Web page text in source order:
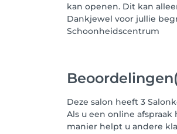
kan openen. Dit kan
Dankjewel voor jullie
Schoonheidscentrum
Beoordelingen
Deze salon heeft 3
Als u een online
manier helpt u andere